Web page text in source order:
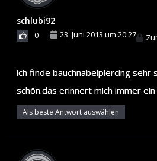
schlubi92
0 23. Juni 2013 um 20:27
ich finde bauchnabelpiercing sehr
schön.das erinnert mich immer
Als beste Antwort auswählen